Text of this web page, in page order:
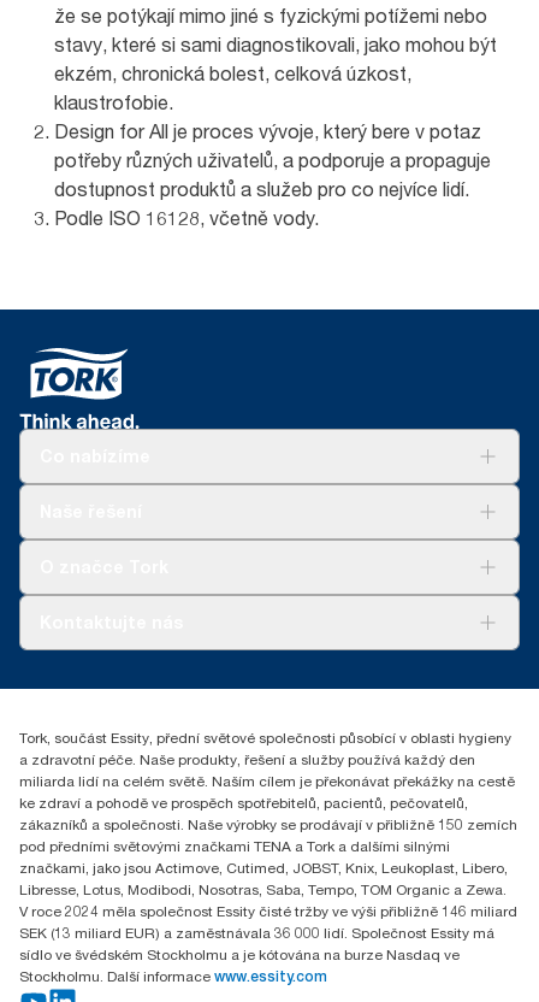
že se potýkají mimo jiné s fyzickými potížemi nebo
stavy, které si sami diagnostikovali, jako mohou být
ekzém, chronická bolest, celková úzkost,
klaustrofobie.
Design for All je proces vývoje, který bere v potaz
potřeby různých uživatelů, a podporuje a propaguje
dostupnost produktů a služeb pro co nejvíce lidí.
Podle ISO 16128, včetně vody.
reception.prague@essity.com
Praha 8, Karlin, Sokolovská 100/94
186 00 Česká republika
Tork, součást Essity, přední světové společnosti působící v oblasti hygieny
a zdravotní péče. Naše produkty, řešení a služby používá každý den
miliarda lidí na celém světě. Naším cílem je překonávat překážky na cestě
ke zdraví a pohodě ve prospěch spotřebitelů, pacientů, pečovatelů,
zákazníků a společnosti. Naše výrobky se prodávají v přibližně 150 zemích
pod předními světovými značkami TENA a Tork a dalšími silnými
značkami, jako jsou Actimove, Cutimed, JOBST, Knix, Leukoplast, Libero,
Libresse, Lotus, Modibodi, Nosotras, Saba, Tempo, TOM Organic a Zewa.
V roce 2024 měla společnost Essity čisté tržby ve výši přibližně 146 miliard
SEK (13 miliard EUR) a zaměstnávala 36 000 lidí. Společnost Essity má
sídlo ve švédském Stockholmu a je kótována na burze Nasdaq ve
Stockholmu. Další informace www.essity.com